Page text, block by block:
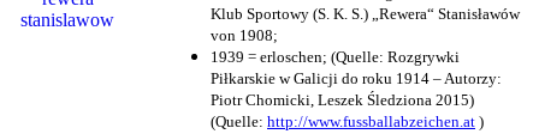
Klub Sportowy (S. K. S.) „Rewera“ Stanisławów
von 1908;
1939 = erloschen; (Quelle: Rozgrywki
Piłkarskie w Galicji do roku 1914 – Autorzy:
Piotr Chomicki, Leszek Śledziona 2015)
(Quelle: http://www.fussballabzeichen.at )